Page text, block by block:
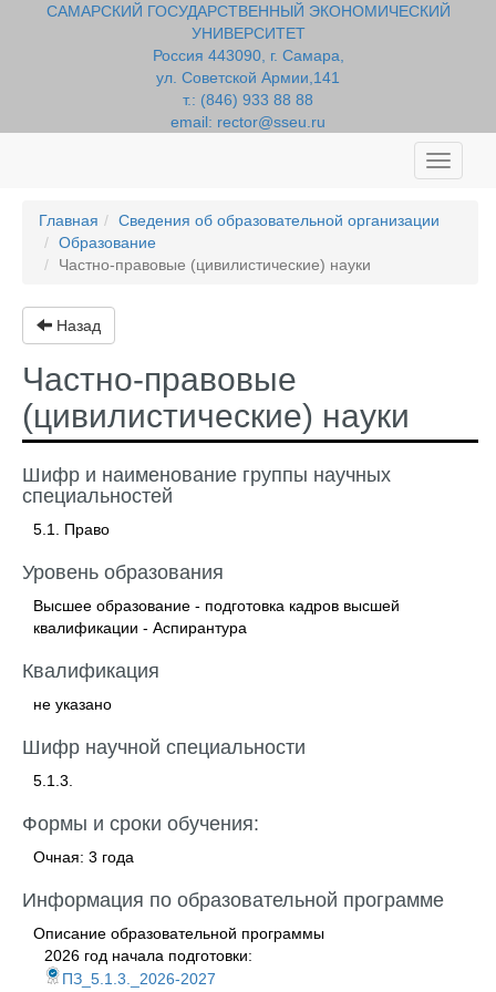
САМАРСКИЙ ГОСУДАРСТВЕННЫЙ ЭКОНОМИЧЕСКИЙ
УНИВЕРСИТЕТ
Россия 443090, г. Самара,
ул. Советской Армии,141
т.: (846) 933 88 88
email: rector@sseu.ru
Toggle
Главная
Сведения об образовательной организации
Образование
Частно-правовые (цивилистические) науки
Назад
Частно-правовые
(цивилистические) науки
Шифр и наименование группы научных
специальностей
5.1. Право
Уровень образования
Высшее образование - подготовка кадров высшей
квалификации - Аспирантура
Квалификация
не указано
Шифр научной специальности
5.1.3.
Формы и сроки обучения:
Очная: 3 года
Информация по образовательной программе
Описание образовательной программы
2026 год начала подготовки:
ПЗ_5.1.3._2026-2027